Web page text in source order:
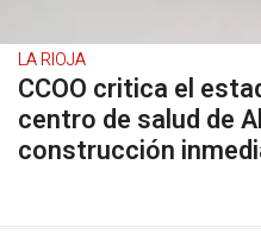
LA RIOJA
CCOO critica el
centro de salud de
construcción